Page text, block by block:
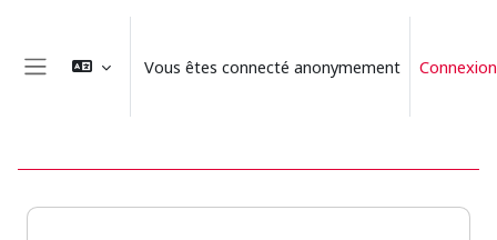
Vous êtes connecté anonymement Connexion